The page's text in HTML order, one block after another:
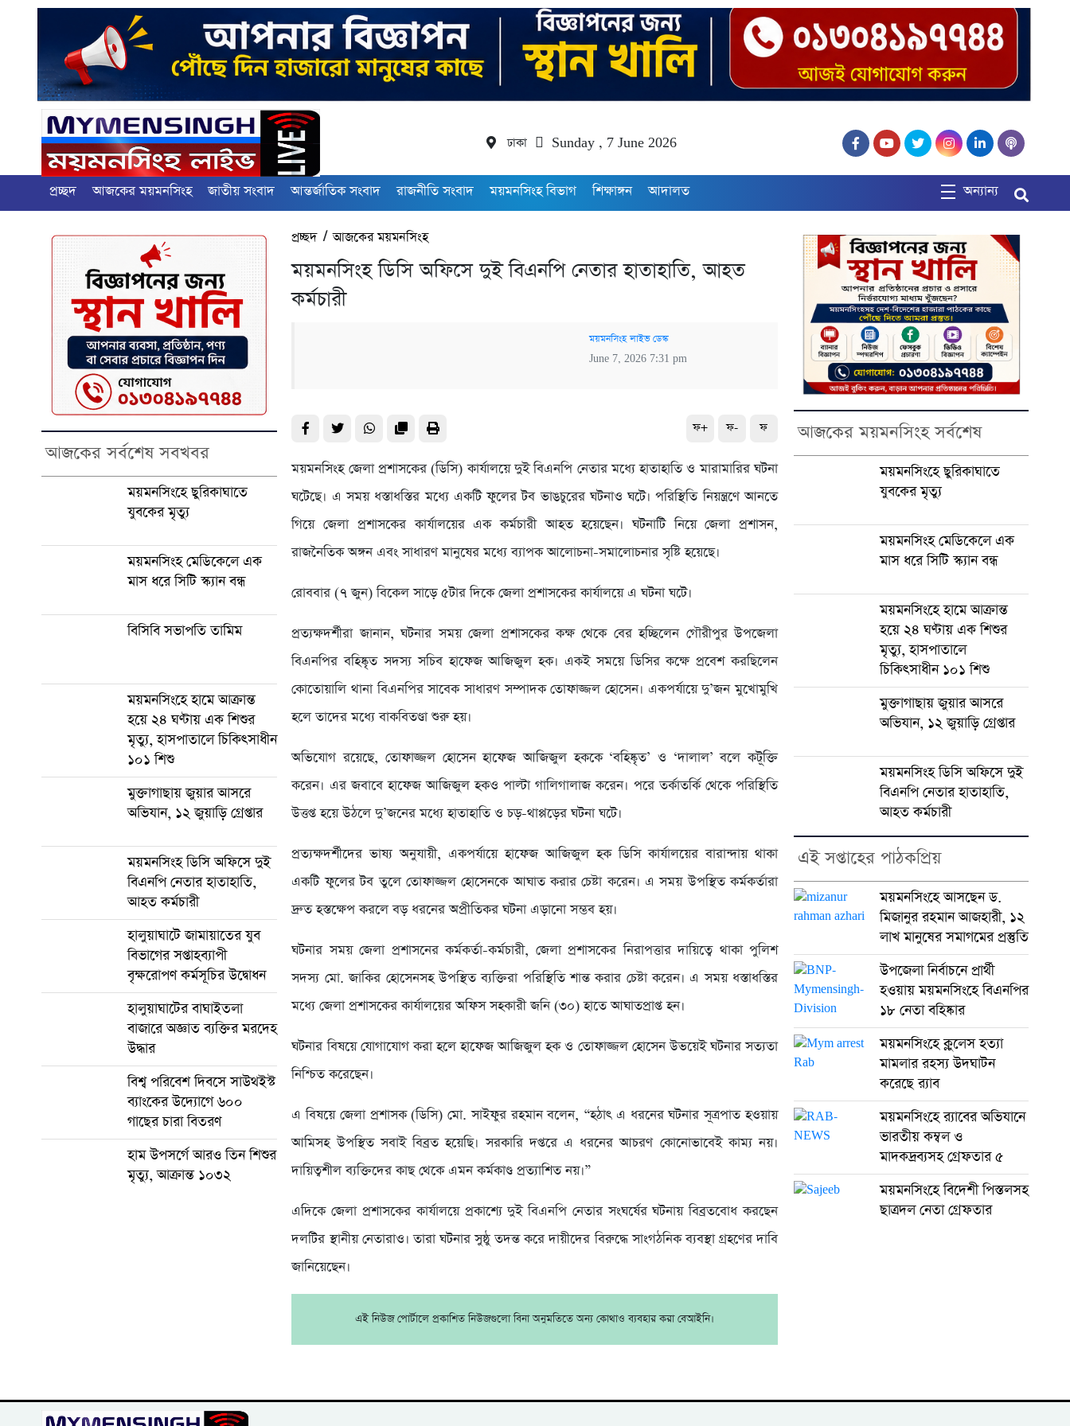
ঢাকা Sunday , 7 June 2026
প্রচ্ছদ আজকের ময়মনসিংহ জাতীয় সংবাদ আন্তর্জাতিক সংবাদ রাজনীতি সংবাদ ময়মনসিংহ বিভাগ শিক্ষাঙ্গন আদালত অন্যান্য
আজকের সর্বশেষ সবখবর
ময়মনসিংহে ছুরিকাঘাতে
যুবকের মৃত্যু
ময়মনসিংহ মেডিকেলে এক
মাস ধরে সিটি স্ক্যান বন্ধ
বিসিবি সভাপতি তামিম
ময়মনসিংহে হামে আক্রান্ত
হয়ে ২৪ ঘণ্টায় এক শিশুর
মৃত্যু, হাসপাতালে চিকিৎসাধীন
১০১ শিশু
মুক্তাগাছায় জুয়ার আসরে
অভিযান, ১২ জুয়াড়ি গ্রেপ্তার
ময়মনসিংহ ডিসি অফিসে দুই
বিএনপি নেতার হাতাহাতি,
আহত কর্মচারী
হালুয়াঘাটে জামায়াতের যুব
বিভাগের সপ্তাহব্যাপী
বৃক্ষরোপণ কর্মসূচির উদ্বোধন
হালুয়াঘাটের বাঘাইতলা
বাজারে অজ্ঞাত ব্যক্তির মরদেহ
উদ্ধার
বিশ্ব পরিবেশ দিবসে সাউথইস্ট
ব্যাংকের উদ্যোগে ৬০০
গাছের চারা বিতরণ
হাম উপসর্গে আরও তিন শিশুর
মৃত্যু, আক্রান্ত ১০৩২
প্রচ্ছদ/আজকের ময়মনসিংহ
ময়মনসিংহ ডিসি অফিসে দুই বিএনপি নেতার হাতাহাতি, আহত
কর্মচারী
ময়মনসিংহ লাইভ ডেস্ক
June 7, 2026 7:31 pm
ফ+ ফ- ফ
ময়মনসিংহ জেলা প্রশাসকের (ডিসি) কার্যালয়ে দুই বিএনপি নেতার মধ্যে হাতাহাতি ও মারামারির ঘটনা
ঘটেছে। এ সময় ধস্তাধস্তির মধ্যে একটি ফুলের টব ভাঙচুরের ঘটনাও ঘটে। পরিস্থিতি নিয়ন্ত্রণে আনতে
গিয়ে জেলা প্রশাসকের কার্যালয়ের এক কর্মচারী আহত হয়েছেন। ঘটনাটি নিয়ে জেলা প্রশাসন,
রাজনৈতিক অঙ্গন এবং সাধারণ মানুষের মধ্যে ব্যাপক আলোচনা-সমালোচনার সৃষ্টি হয়েছে।
রোববার (৭ জুন) বিকেল সাড়ে ৫টার দিকে জেলা প্রশাসকের কার্যালয়ে এ ঘটনা ঘটে।
প্রত্যক্ষদর্শীরা জানান, ঘটনার সময় জেলা প্রশাসকের কক্ষ থেকে বের হচ্ছিলেন গৌরীপুর উপজেলা
বিএনপির বহিষ্কৃত সদস্য সচিব হাফেজ আজিজুল হক। একই সময়ে ডিসির কক্ষে প্রবেশ করছিলেন
কোতোয়ালি থানা বিএনপির সাবেক সাধারণ সম্পাদক তোফাজ্জল হোসেন। একপর্যায়ে দু’জন মুখোমুখি
হলে তাদের মধ্যে বাকবিতণ্ডা শুরু হয়।
অভিযোগ রয়েছে, তোফাজ্জল হোসেন হাফেজ আজিজুল হককে ‘বহিষ্কৃত’ ও ‘দালাল’ বলে কটূক্তি
করেন। এর জবাবে হাফেজ আজিজুল হকও পাল্টা গালিগালাজ করেন। পরে তর্কাতর্কি থেকে পরিস্থিতি
উত্তপ্ত হয়ে উঠলে দু’জনের মধ্যে হাতাহাতি ও চড়-থাপ্পড়ের ঘটনা ঘটে।
প্রত্যক্ষদর্শীদের ভাষ্য অনুযায়ী, একপর্যায়ে হাফেজ আজিজুল হক ডিসি কার্যালয়ের বারান্দায় থাকা
একটি ফুলের টব তুলে তোফাজ্জল হোসেনকে আঘাত করার চেষ্টা করেন। এ সময় উপস্থিত কর্মকর্তারা
দ্রুত হস্তক্ষেপ করলে বড় ধরনের অপ্রীতিকর ঘটনা এড়ানো সম্ভব হয়।
ঘটনার সময় জেলা প্রশাসনের কর্মকর্তা-কর্মচারী, জেলা প্রশাসকের নিরাপত্তার দায়িত্বে থাকা পুলিশ
সদস্য মো. জাকির হোসেনসহ উপস্থিত ব্যক্তিরা পরিস্থিতি শান্ত করার চেষ্টা করেন। এ সময় ধস্তাধস্তির
মধ্যে জেলা প্রশাসকের কার্যালয়ের অফিস সহকারী জনি (৩০) হাতে আঘাতপ্রাপ্ত হন।
ঘটনার বিষয়ে যোগাযোগ করা হলে হাফেজ আজিজুল হক ও তোফাজ্জল হোসেন উভয়েই ঘটনার সত্যতা
নিশ্চিত করেছেন।
এ বিষয়ে জেলা প্রশাসক (ডিসি) মো. সাইফুর রহমান বলেন, “হঠাৎ এ ধরনের ঘটনার সূত্রপাত হওয়ায়
আমিসহ উপস্থিত সবাই বিব্রত হয়েছি। সরকারি দপ্তরে এ ধরনের আচরণ কোনোভাবেই কাম্য নয়।
দায়িত্বশীল ব্যক্তিদের কাছ থেকে এমন কর্মকাণ্ড প্রত্যাশিত নয়।”
এদিকে জেলা প্রশাসকের কার্যালয়ে প্রকাশ্যে দুই বিএনপি নেতার সংঘর্ষের ঘটনায় বিব্রতবোধ করছেন
দলটির স্থানীয় নেতারাও। তারা ঘটনার সুষ্ঠু তদন্ত করে দায়ীদের বিরুদ্ধে সাংগঠনিক ব্যবস্থা গ্রহণের দাবি
জানিয়েছেন।
এই নিউজ পোর্টালে প্রকাশিত নিউজগুলো বিনা অনুমতিতে অন্য কোথাও ব্যবহার করা বেআইনি।
আজকের ময়মনসিংহ সর্বশেষ
ময়মনসিংহে ছুরিকাঘাতে
যুবকের মৃত্যু
ময়মনসিংহ মেডিকেলে এক
মাস ধরে সিটি স্ক্যান বন্ধ
ময়মনসিংহে হামে আক্রান্ত
হয়ে ২৪ ঘণ্টায় এক শিশুর
মৃত্যু, হাসপাতালে
চিকিৎসাধীন ১০১ শিশু
মুক্তাগাছায় জুয়ার আসরে
অভিযান, ১২ জুয়াড়ি গ্রেপ্তার
ময়মনসিংহ ডিসি অফিসে দুই
বিএনপি নেতার হাতাহাতি,
আহত কর্মচারী
এই সপ্তাহের পাঠকপ্রিয়
ময়মনসিংহে আসছেন ড.
মিজানুর রহমান আজহারী, ১২
লাখ মানুষের সমাগমের প্রস্তুতি
উপজেলা নির্বাচনে প্রার্থী
হওয়ায় ময়মনসিংহে বিএনপির
১৮ নেতা বহিষ্কার
ময়মনসিংহে ক্লুলেস হত্যা
মামলার রহস্য উদঘাটন
করেছে র‍্যাব
ময়মনসিংহে র‍্যাবের অভিযানে
ভারতীয় কম্বল ও
মাদকদ্রব্যসহ গ্রেফতার ৫
ময়মনসিংহে বিদেশী পিস্তলসহ
ছাত্রদল নেতা গ্রেফতার